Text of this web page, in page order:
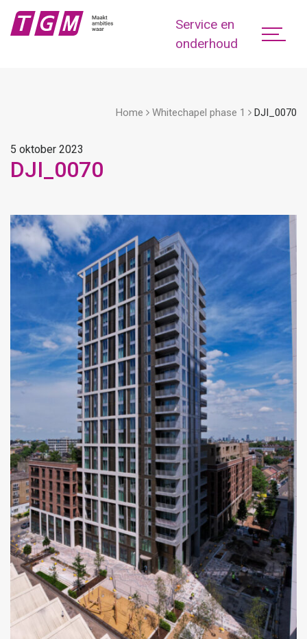
Service en
onderhoud
Home Whitechapel phase 1 DJI_0070
5 oktober 2023
DJI_0070